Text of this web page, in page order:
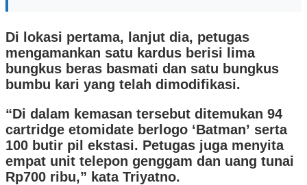
Di lokasi pertama, lanjut dia, petugas
mengamankan satu kardus berisi lima
bungkus beras basmati dan satu bungkus
bumbu kari yang telah dimodifikasi.
“Di dalam kemasan tersebut ditemukan 94
cartridge etomidate berlogo ‘Batman’ serta
100 butir pil ekstasi. Petugas juga menyita
empat unit telepon genggam dan uang tunai
Rp700 ribu,” kata Triyatno.